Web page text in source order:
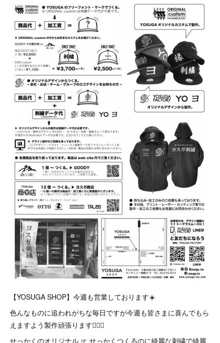
【YOSUGA SHOP】今週も営業しております☀️
色んなものに追われがちな毎日ですが今週も皆さまに喜んでもら
えますよう製作頑張ります🙇‍♂️✨
せっかくのオリジナル ☞ せっかくつくるのに綺麗な刺繍で綺麗